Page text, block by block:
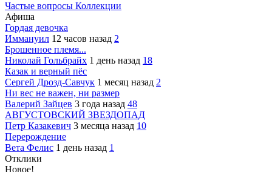
Частые вопросы Коллекции
Афиша
Гордая девочка
Иммануил 12 часов назад 2
Брошенное племя...
Николай Гольбрайх 1 день назад 18
Казак и верный пёс
Сергей Дрозд-Савчук 1 месяц назад 2
Ни вес не важен, ни размер
Валерий Зайцев 3 года назад 48
АВГУСТОВСКИЙ ЗВЕЗДОПАД
Петр Казакевич 3 месяца назад 10
Перерождение
Вета Фелис 1 день назад 1
Отклики
Новое!